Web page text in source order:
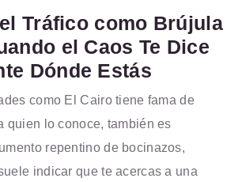
Tráfico como Brújula
el Caos Te Dice
Dónde Estás
como El Cairo tiene fama de
quien lo conoce, también es
repentino de bocinazos,
indicar que te acercas a una